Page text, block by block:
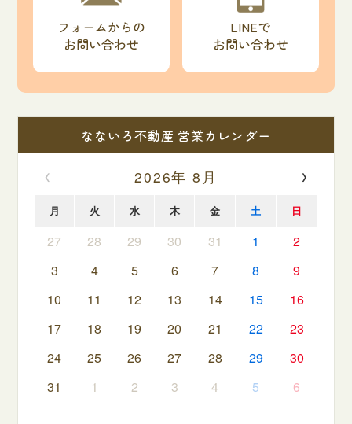
フォームからの
お問い合わせ
LINEで
お問い合わせ
なないろ不動産 営業カレンダー
‹ 2026年 8月 ›
月 火 水 木 金 土 日
27 28 29 30 31 1
2
3
4 5 6 7 8
9
10
11 12 13 14 15
16
17
18 19 20 21 22
23
24
25 26 27 28 29
30
31
1 2 3 4 5 6